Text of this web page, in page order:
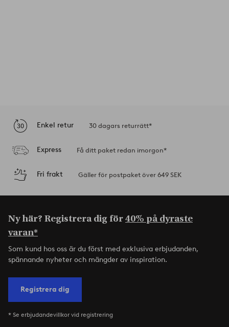
Enkel retur 30 dagars returrätt*
Express Få ditt paket redan imorgon*
Fri frakt Gäller för postpaket över 649 SEK
Ny här? Registrera dig för40% på dyraste
varan*
Som kund hos oss är du först med exklusiva erbjudanden,
spännande nyheter och mängder av inspiration.
Registrera dig
* Se erbjudandevillkor vid registrering